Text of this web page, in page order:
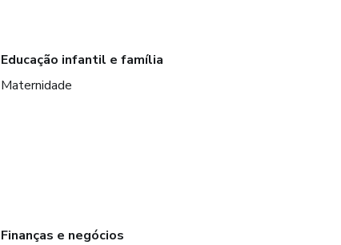
Educação infantil e família
Maternidade
Finanças e negócios